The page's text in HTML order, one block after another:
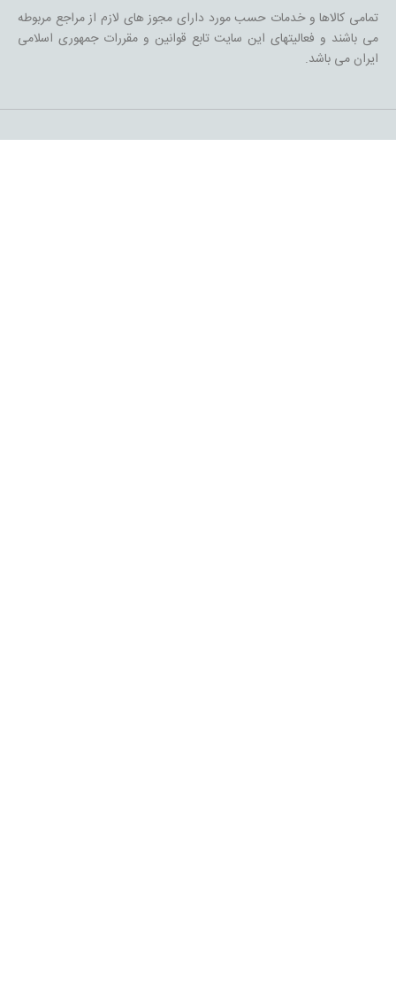
تمامی کالاها و خدمات حسب مورد دارای مجوز های لازم از مراجع مربوطه
می باشند و فعالیتهای این سایت تابع قوانین و مقررات جمهوری اسلامی
ایران می باشد.